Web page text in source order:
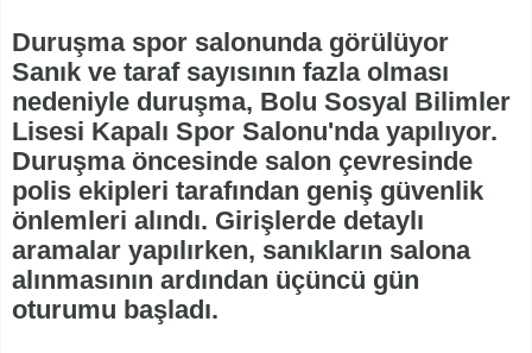
Duruşma spor salonunda görülüyor
Sanık ve taraf sayısının fazla olması
nedeniyle duruşma, Bolu Sosyal Bilimler
Lisesi Kapalı Spor Salonu'nda yapılıyor.
Duruşma öncesinde salon çevresinde
polis ekipleri tarafından geniş güvenlik
önlemleri alındı. Girişlerde detaylı
aramalar yapılırken, sanıkların salona
alınmasının ardından üçüncü gün
oturumu başladı.